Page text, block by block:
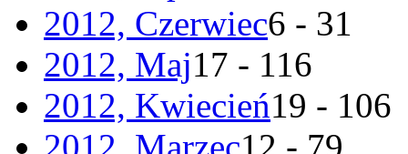
2012, Czerwiec6 - 31
2012, Maj17 - 116
2012, Kwiecień19 - 106
2012, Marzec12 - 79